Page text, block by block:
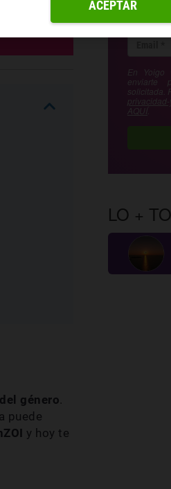
género
puede
y hoy te
En Yoigo
enviarte
solicitada.
AQUÍ
LO +
ACEPTAR